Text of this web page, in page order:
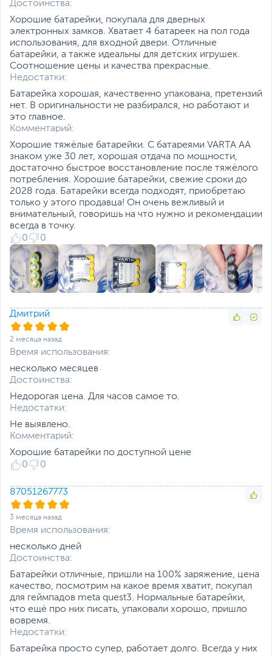
Достоинства:
Хорошие батарейки, покупала для дверных
электронных замков. Хватает 4 батареек на пол года
использования, для входной двери. Отличные
батарейки, а также идеальны для детских игрушек.
Соотношение цены и качества прекрасные.
Недостатки:
Батарейка хорошая, качественно упакована, претензий
нет. В оригинальности не разбирался, но работают и
это главное.
Комментарий:
Хорошие тяжёлые батарейки. С батареями VARTA АА
знаком уже 30 лет, хорошая отдача по мощности,
достаточно быстрое восстановление после тяжёлого
потребления. Хорошие батарейки, свежие сроки до
2028 года. Батарейки всегда подходят, приобретаю
только у этого продавца! Он очень вежливый и
внимательный, говоришь на что нужно и рекомендации
всегда в точку.
0
0
Дмитрий
2 месяца назад
Время использования:
несколько месяцев
Достоинства:
Недорогая цена. Для часов самое то.
Недостатки:
Не выявлено.
Комментарий:
Хорошие батарейки по доступной цене
0
0
87051267773
3 месяца назад
Время использования:
несколько дней
Достоинства:
Батарейки отличные, пришли на 100% заряжение, цена
качество, посмотрим на какое время хватит, покупал
для геймпадов meta quest3. Нормальные батарейки,
что ещё про них писать, упаковали хорошо, пришло
вовремя.
Недостатки:
Батарейка просто супер, работает долго. Всегда у них